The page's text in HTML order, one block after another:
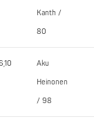
Kanth /
80
Aku
Heinonen
/ 98